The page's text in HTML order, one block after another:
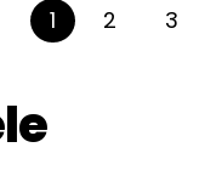
1 2 3